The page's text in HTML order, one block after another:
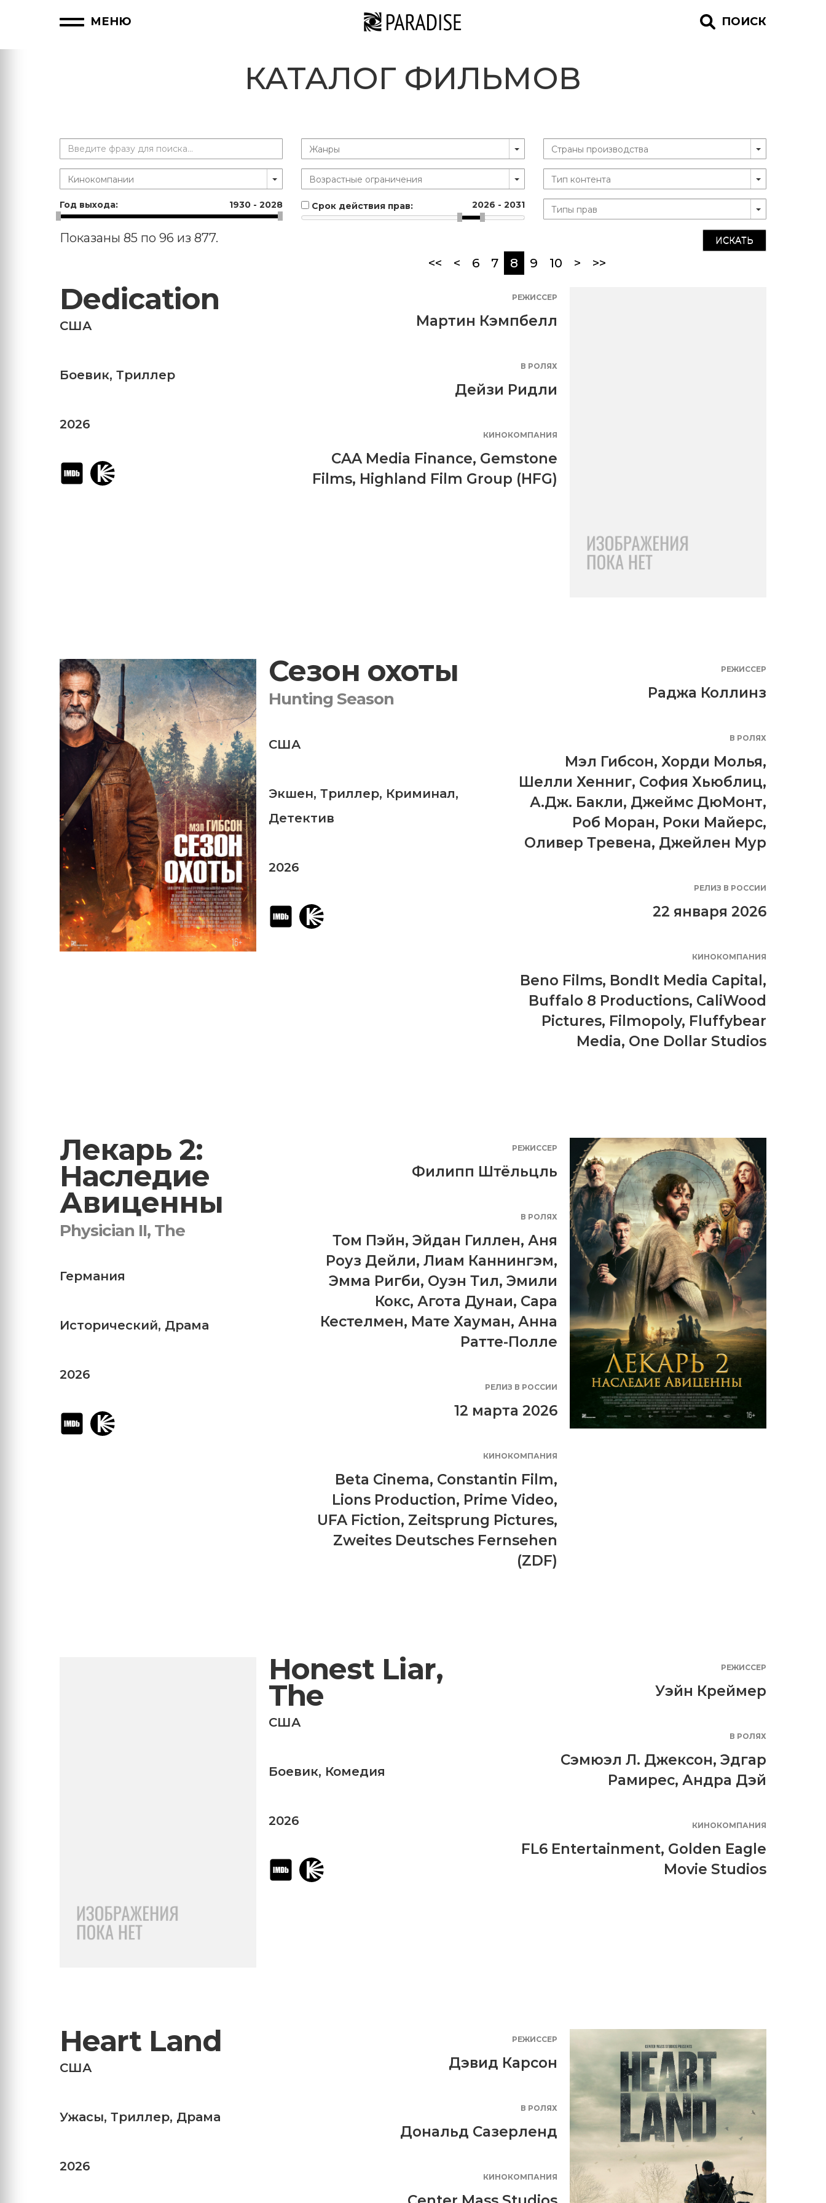
МЕНЮ ПОИСК
КАТАЛОГ ФИЛЬМОВ
Год выхода: 1930 -2028 Срок действия прав: 2026 - 2031
ИСКАТЬ
Показаны 85 по 96 из 877.
<<
< 6 7 8 (current)
9 10 > >>
Dedication
США
Боевик, Триллер
2026
РЕЖИССЕР
Мартин Кэмпбелл
В РОЛЯХ
Дейзи Ридли
КИНОКОМПАНИЯ
CAA Media Finance, Gemstone
Films, Highland Film Group (HFG)
Сезон охоты
Hunting Season
США
Экшен, Триллер, Криминал,
Детектив
2026
РЕЖИССЕР
Раджа Коллинз
В РОЛЯХ
Мэл Гибсон, Хорди Молья,
Шелли Хенниг, София Хьюблиц,
А.Дж. Бакли, Джеймс ДюМонт,
Роб Моран, Роки Майерс,
Оливер Тревена, Джейлен Мур
РЕЛИЗ В РОССИИ
22 января 2026
КИНОКОМПАНИЯ
Beno Films, BondIt Media Capital ,
Buffalo 8 Productions, CaliWood
Pictures, Filmopoly, Fluffybear
Media, One Dollar Studios
Лекарь 2:
Наследие
Авиценны
Physician II, The
Германия
Исторический, Драма
2026
РЕЖИССЕР
Филипп Штёльцль
В РОЛЯХ
Том Пэйн, Эйдан Гиллен, Аня
Роуз Дейли, Лиам Каннингэм,
Эмма Ригби, Оуэн Тил, Эмили
Кокс, Агота Дунаи, Сара
Кестелмен, Мате Хауман, Анна
Ратте-Полле
РЕЛИЗ В РОССИИ
12 марта 2026
КИНОКОМПАНИЯ
Beta Cinema, Constantin Film,
Lions Production, Prime Video,
UFA Fiction, Zeitsprung Pictures,
Zweites Deutsches Fernsehen
(ZDF)
Honest Liar,
The
США
Боевик, Комедия
2026
РЕЖИССЕР
Уэйн Креймер
В РОЛЯХ
Сэмюэл Л. Джексон, Эдгар
Рамирес, Андра Дэй
КИНОКОМПАНИЯ
FL6 Entertainment, Golden Eagle
Movie Studios
Heart Land
США
Ужасы, Триллер, Драма
2026
РЕЖИССЕР
Дэвид Карсон
В РОЛЯХ
Дональд Сазерленд
КИНОКОМПАНИЯ